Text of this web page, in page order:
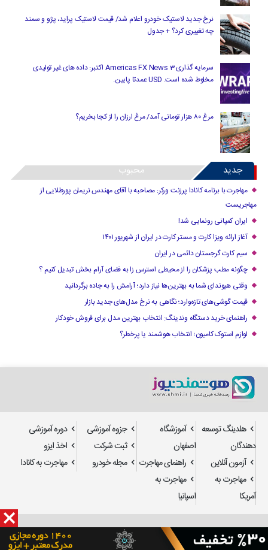
نرخ جدید لاستیک خودرو اعلام شد/ قیمت لاستیک پراید، پژو و سمند
چه تغییری کرد؟ + جدول
سرمایه گذاری Americas FX News 3 اکتبر: داده های غیر تولیدی
مخلوط شده است. USD عمدتا پایین.
مرغ ۸۰ هزار تومانی آمد/ مرغ ارزان را از کجا بخریم؟
جدید محبوب
مهاجرت با برنامه کانادا پرزنت ورکر: مصاحبه با آقای مهندس نریمان پورطلایی از
مهاجریست
ایران کمپانی رونمایی شد!
آغاز ارائه ویزا کارت و مستر کارت در ایران از شهریور ۱۴۰۱
سیم کارت گرجستان دائمی در ایران
چگونه مطب پزشکان را از محیطی استرس زا به فضای آرام بخش تبدیل کنیم ؟
وقتی هیوندای شما به بهترین‌ها نیاز دارد؛ آرامش را به جاده برگردانید
قیمت گوشی‌های تازه‌وارد؛ نگاهی به نرخ مدل‌های جدید بازار
راهنمای خرید دستگاه وندینگ: انتخاب بهترین مدل برای فروش خودکار
لوازم استوک کامیون؛ انتخاب هوشمند یا پرخطر؟
هلدینگ توسعه
دهندگان
آموزشگاه
اصفهان
جزوه آموزشی
دوره آموزشی
ثبت شرکت
اخذ ایزو
آزمون آنلاین
راهنمای مهاجرت مجله خودرو
مهاجرت به کانادا
مهاجرت به
آمریکا
مهاجرت به
اسپانیا